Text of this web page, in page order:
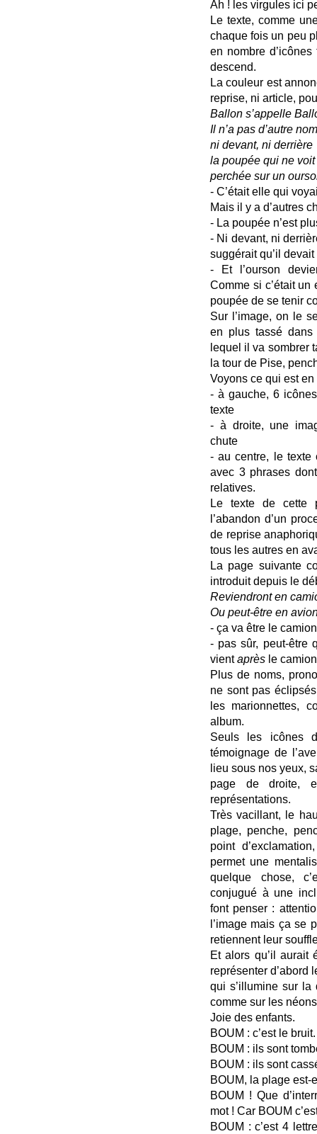
Ah ! les virgules ici
Le texte, comme
chaque fois un peu
en nombre d’icônes
descend.
La couleur est
reprise, ni article,
Ballon s’appelle
Il n’a pas d’autre
ni devant, ni derrière
la poupée qui ne
perchée sur un
- C’était elle qui
Mais il y a d’autres
- La poupée n’est
- Ni devant, ni
suggérait qu’il
- Et l’ourson
Comme si c’était
poupée de se tenir
Sur l’image, on le
en plus tassé dans
lequel il va sombrer
la tour de Pise,
Voyons ce qui est
- à gauche, 6
texte
- à droite, une
chute
- au centre, le texte
avec 3 phrases
relatives.
Le texte de cette
l’abandon d’un
de reprise
tous les autres en
La page suivante
introduit depuis le
Reviendront en
Ou peut-être en
- ça va être le
- pas sûr, peut-être
vientaprès le
Plus de noms,
ne sont pas
les marionnettes,
album.
Seuls les icônes
témoignage de
lieu sous nos yeux,
page de droite,
représentations.
Très vacillant, le
plage, penche,
point
permet une
quelque chose,
conjugué à une
font penser :
l’image mais ça se
retiennent leur
Et alors qu’il aurait
représenter d’abord
qui s’illumine sur la
comme sur les
Joie des enfants.
BOUM : c’est le bruit.
BOUM : ils sont
BOUM : ils sont
BOUM, la plage est-
BOUM ! Que
mot ! Car BOUM
BOUM : c’est 4